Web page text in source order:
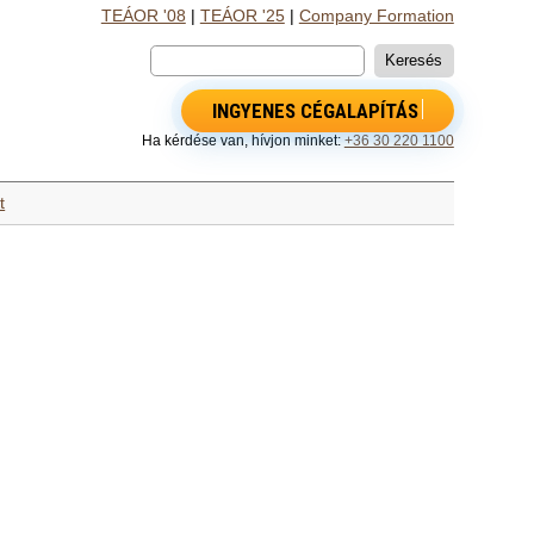
TEÁOR '08 TEÁOR '25| Company Formation
INGYENES CÉGALAPÍTÁS
Ha kérdése van, hívjon minket: +36 30 220 1100